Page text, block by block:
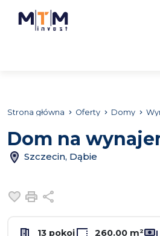
Strona główna Oferty Domy
Dom na
Szczecin, Dąbie
Dodaj do ulubionych
Drukuj
13 pokoi 260.00 m²